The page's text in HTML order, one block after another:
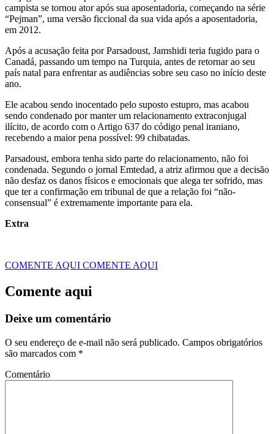
campista se tornou ator após sua aposentadoria, começando na série
“Pejman”, uma versão ficcional da sua vida após a aposentadoria,
em 2012.
Após a acusação feita por Parsadoust, Jamshidi teria fugido para o
Canadá, passando um tempo na Turquia, antes de retornar ao seu
país natal para enfrentar as audiências sobre seu caso no início deste
ano.
Ele acabou sendo inocentado pelo suposto estupro, mas acabou
sendo condenado por manter um relacionamento extraconjugal
ilícito, de acordo com o Artigo 637 do código penal iraniano,
recebendo a maior pena possível: 99 chibatadas.
Parsadoust, embora tenha sido parte do relacionamento, não foi
condenada. Segundo o jornal Emtedad, a atriz afirmou que a decisão
não desfaz os danos físicos e emocionais que alega ter sofrido, mas
que ter a confirmação em tribunal de que a relação foi “não-
consensual” é extremamente importante para ela.
Extra
COMENTE AQUI COMENTE AQUI
Comente aqui
Deixe um comentário
O seu endereço de e-mail não será publicado. Campos obrigatórios
são marcados com *
Comentário